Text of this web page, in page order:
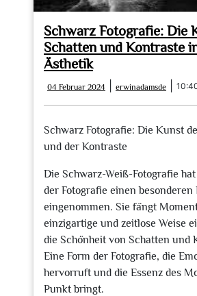
Schwarz Fotografie: Die
Schatten und Kontraste
Ästhetik
04 Februar 2024
Februar
2024
erwinadamsde
Schwarz Fotografie: Die Kunst
und der Kontraste
Die Schwarz-Weiß-Fotografie
der Fotografie einen besonderen
eingenommen. Sie fängt
einzigartige und zeitlose Weise
die Schönheit von Schatten und
Eine Form der Fotografie, die
hervorruft und die Essenz des
Punkt bringt.